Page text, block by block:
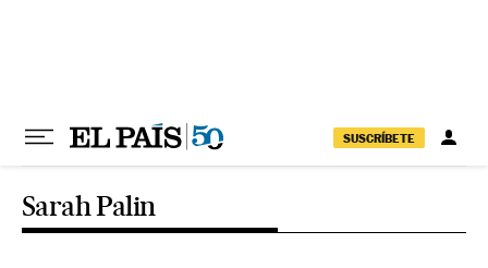
SUSCRÍBETE
Sarah Palin